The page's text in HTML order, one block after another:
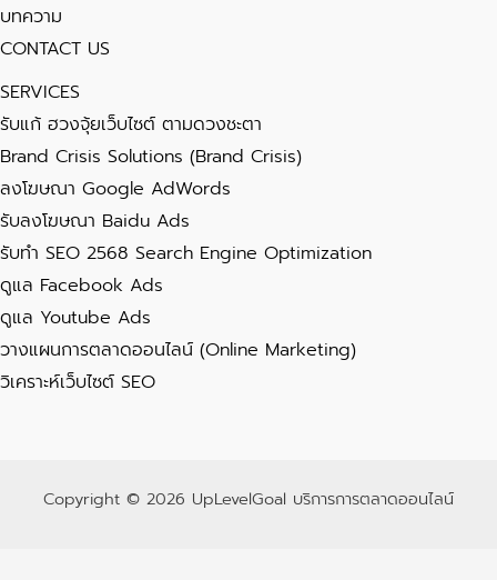
บทความ
CONTACT US
SERVICES
รับแก้ ฮวงจุ้ยเว็บไซต์ ตามดวงชะตา
Brand Crisis Solutions (Brand Crisis)
ลงโฆษณา Google AdWords
รับลงโฆษณา Baidu Ads
รับทำ SEO 2568 Search Engine Optimization
ดูแล Facebook Ads
ดูแล Youtube Ads
วางแผนการตลาดออนไลน์ (Online Marketing)
วิเคราะห์เว็บไซต์ SEO
Copyright © 2026 UpLevelGoal บริการการตลาดออนไลน์